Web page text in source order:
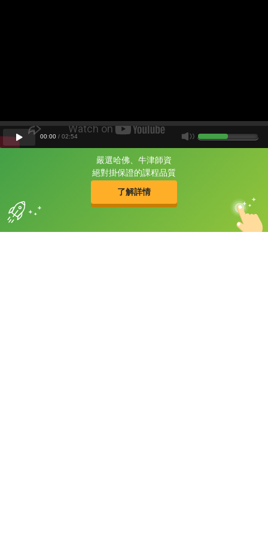
嚴選哈佛、牛津師資
絕對掛保證的課程品質
了解詳情
片尾有
攻其不背
的品牌故事
00:00 / 02:54